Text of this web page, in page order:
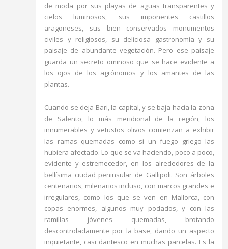
de moda por sus playas de aguas transparentes y
cielos luminosos, sus imponentes castillos
aragoneses, sus bien conservados monumentos
civiles y religiosos, su deliciosa gastronomía y su
paisaje de abundante vegetación. Pero ese paisaje
guarda un secreto ominoso que se hace evidente a
los ojos de los agrónomos y los amantes de las
plantas.
Cuando se deja Bari, la capital, y se baja hacia la zona
de Salento, lo más meridional de la región, los
innumerables y vetustos olivos comienzan a exhibir
las ramas quemadas como si un fuego griego las
hubiera afectado. Lo que se va haciendo, poco a poco,
evidente y estremecedor, en los alrededores de la
bellísima ciudad peninsular de Gallipoli. Son árboles
centenarios, milenarios incluso, con marcos grandes e
irregulares, como los que se ven en Mallorca, con
copas enormes, algunos muy podados, y con las
ramillas jóvenes quemadas, brotando
descontroladamente por la base, dando un aspecto
inquietante, casi dantesco en muchas parcelas. Es la